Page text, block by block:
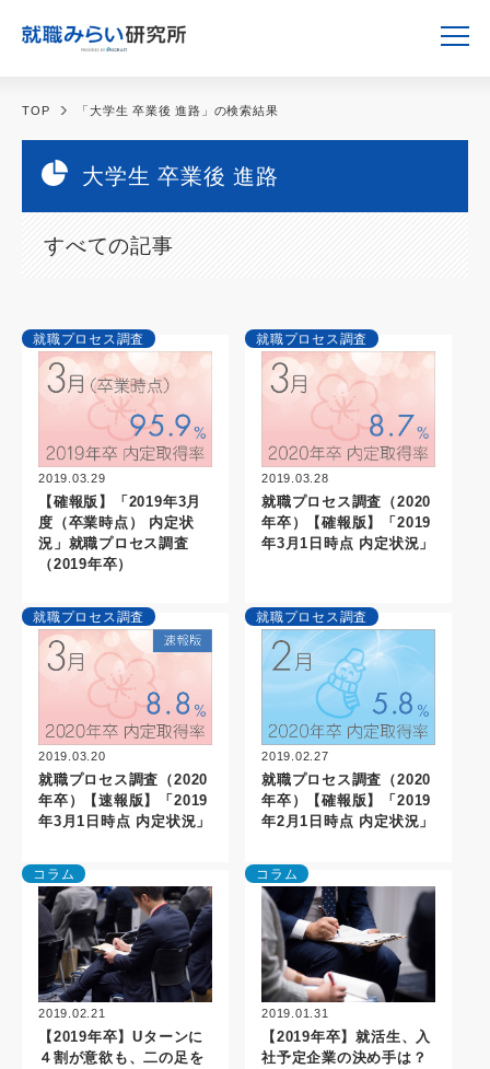
TOP 「大学生 卒業後 進路」の検索結果
大学生 卒業後 進路
すべての記事
就職プロセス調査
2019.03.29
【確報版】「2019年3月
度（卒業時点） 内定状
況」就職プロセス調査
（2019年卒）
就職プロセス調査
2019.03.28
就職プロセス調査（2020
年卒）【確報版】「2019
年3月1日時点 内定状況」
就職プロセス調査
2019.03.20
就職プロセス調査（2020
年卒）【速報版】「2019
年3月1日時点 内定状況」
就職プロセス調査
2019.02.27
就職プロセス調査（2020
年卒）【確報版】「2019
年2月1日時点 内定状況」
コラム
2019.02.21
【2019年卒】Uターンに
４割が意欲も、二の足を
コラム
2019.01.31
【2019年卒】就活生、入
社予定企業の決め手は？